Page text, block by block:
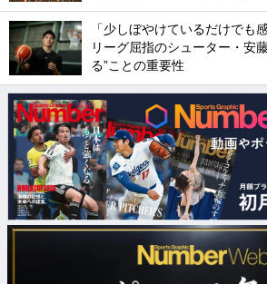
「少しぼやけているだけでも
リーグ屈指のシューター・安
る”ことの重要性